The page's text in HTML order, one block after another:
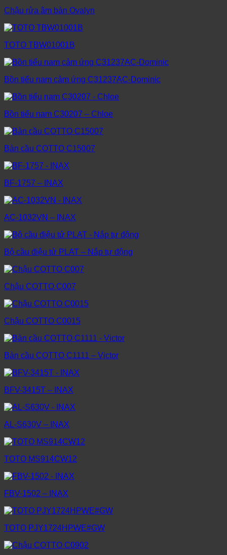
Chậu rửa âm bàn Ovalyn
TOTO TBW01001B
Bồn tiểu nam cảm ứng C31237AC-Dominic
Bồn tiểu nam C30207 – Chloe
Bàn cầu COTTO C15007
BF-1757 – INAX
AC-1032VN – INAX
Bộ cầu điệu tử PLAT – Nắp tự động
Chậu COTTO C007
Chậu COTTO C0015
Bàn cầu COTTO C1111 – Victor
BFV-3415T – INAX
AL-S630V – INAX
TOTO MS914CW12
FBV-1502 – INAX
TOTO PJY1724HPWE#GW